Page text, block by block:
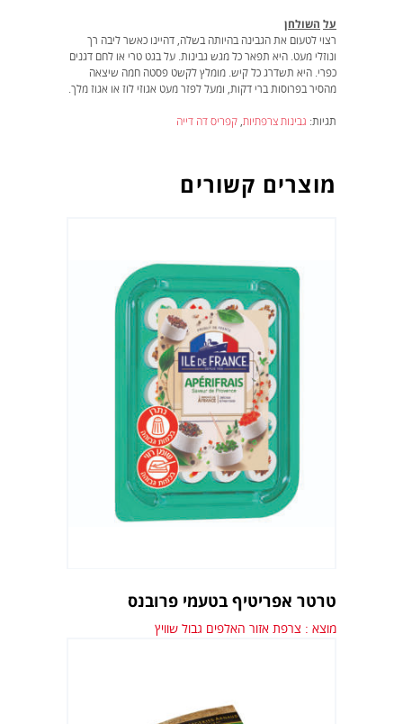
על השולחן
רצוי לטעום את הגבינה בהיותה בשלה, דהיינו כאשר ליבה רך
ונוזלי מעט. היא תפאר כל מגש גבינות. על בגט טרי או לחם דגנים
כפרי. היא תשדרג כל קיש. מומלץ לקשט פסטה חמה שיצאה
מהסיר בפרוסות ברי דקות, ומעל לפזר מעט אגוזי לוז או אגוז מלך.
תגיות: גבינות צרפתיות, קפריס דה דייה
מוצרים קשורים
טרטר אפריטיף בטעמי פרובנס
מוצא : צרפת אזור האלפים גבול שוויץ